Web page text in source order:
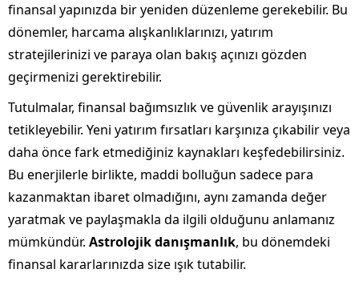
finansal yapınızda bir yeniden düzenleme gerekebilir. Bu
dönemler, harcama alışkanlıklarınızı, yatırım
stratejilerinizi ve paraya olan bakış açınızı gözden
geçirmenizi gerektirebilir.
Tutulmalar, finansal bağımsızlık ve güvenlik arayışınızı
tetikleyebilir. Yeni yatırım fırsatları karşınıza çıkabilir veya
daha önce fark etmediğiniz kaynakları keşfedebilirsiniz.
Bu enerjilerle birlikte, maddi bolluğun sadece para
kazanmaktan ibaret olmadığını, aynı zamanda değer
yaratmak ve paylaşmakla da ilgili olduğunu anlamanız
mümkündür. Astrolojik danışmanlık, bu dönemdeki
finansal kararlarınızda size ışık tutabilir.